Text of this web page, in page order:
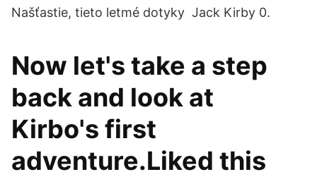
Našťastie, tieto letmé dotyky Jack Kirby 0.
Now let's take a step
back and look at
Kirbo's first
adventure.Liked this